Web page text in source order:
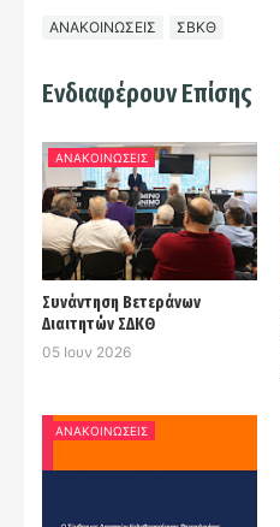
ΑΝΑΚΟΙΝΩΣΕΙΣ ΣΒΚΘ
Ενδιαφέρουν Επίσης
ΑΝΑΚΟΙΝΩΣΕΙΣ
Συνάντηση Βετεράνων
Διαιτητών ΣΔΚΘ
05 Ιουν 2026
ΑΝΑΚΟΙΝΩΣΕΙΣ